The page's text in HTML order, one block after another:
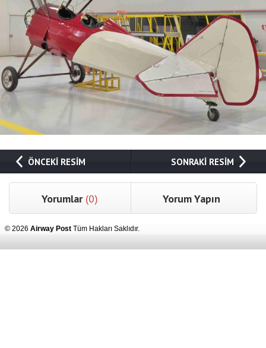
ÖNCEKİ RESİM SONRAKİ RESİM
Yorumlar (0) Yorum Yapın
© 2026 Airway Post Tüm Hakları Saklıdır.